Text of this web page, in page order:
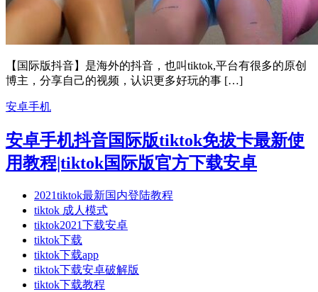
【国际版抖音】是海外的抖音，也叫tiktok,平台有很多的原创
博主，分享自己的视频，认识更多好玩的事 […]
安卓手机
安卓手机抖音国际版tiktok免拔卡最新使
用教程|tiktok国际版官方下载安卓
2021tiktok最新国内登陆教程
tiktok 成人模式
tiktok2021下载安卓
tiktok下载
tiktok下载app
tiktok下载安卓破解版
tiktok下载教程